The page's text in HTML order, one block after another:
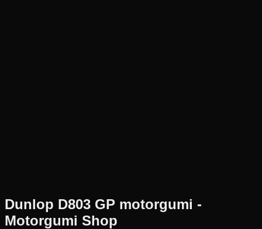
Dunlop D803 GP motorgumi -
Motorgumi Shop